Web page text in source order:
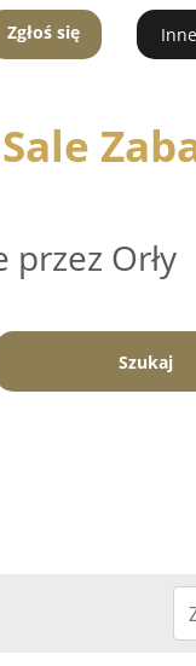
Zgłoś się
Orły
Szukaj